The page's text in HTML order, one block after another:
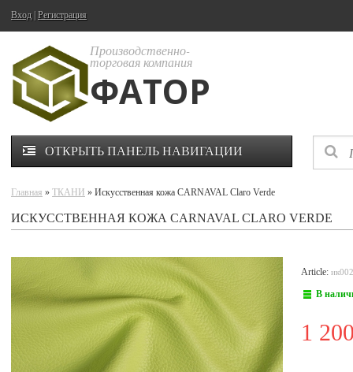
Вход Регистрация
Производственно-
торговая компания
ФАТОР
ОТКРЫТЬ ПАНЕЛЬ НАВИГАЦИИ
Главная » ТКАНИ » Искусственная кожа CARNAVAL Claro Verde
ИСКУССТВЕННАЯ КОЖА CARNAVAL CLARO VERDE
Article:
В
1